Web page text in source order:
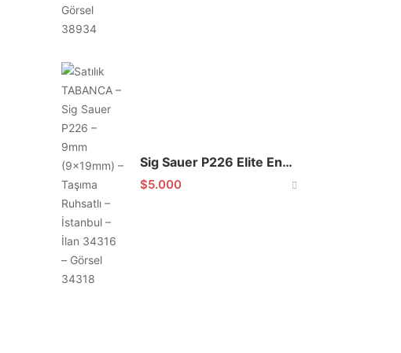
Sig Sauer P226 Elite Enhanced
$5.000